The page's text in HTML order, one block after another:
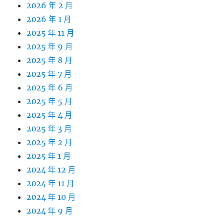
2026 年 2 月
2026 年 1 月
2025 年 11 月
2025 年 9 月
2025 年 8 月
2025 年 7 月
2025 年 6 月
2025 年 5 月
2025 年 4 月
2025 年 3 月
2025 年 2 月
2025 年 1 月
2024 年 12 月
2024 年 11 月
2024 年 10 月
2024 年 9 月